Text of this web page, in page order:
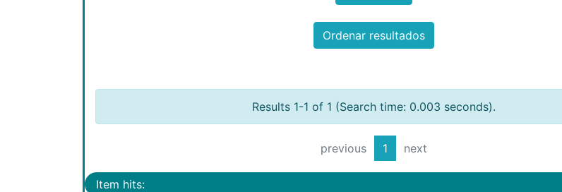
Ordenar resultados
Results 1-1 of 1 (Search time: 0.003 seconds).
previous 1 next
Item hits: